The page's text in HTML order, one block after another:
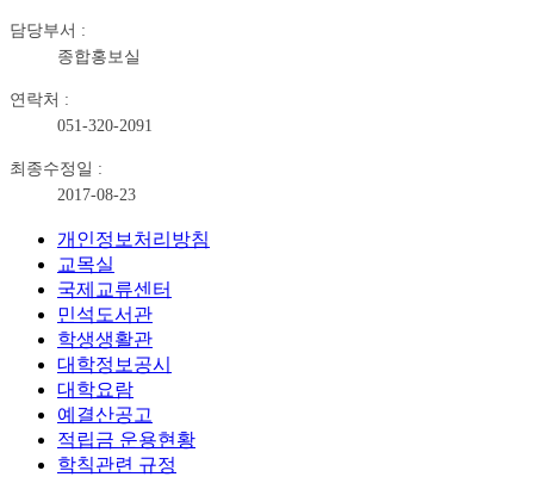
담당부서 :
종합홍보실
연락처 :
051-320-2091
최종수정일 :
2017-08-23
개인정보처리방침
교목실
국제교류센터
민석도서관
학생생활관
대학정보공시
대학요람
예결산공고
적립금 운용현황
학칙관련 규정